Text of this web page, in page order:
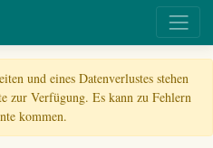
und eines Datenverlustes stehen
zur Verfügung. Es kann zu Fehlern
kommen.